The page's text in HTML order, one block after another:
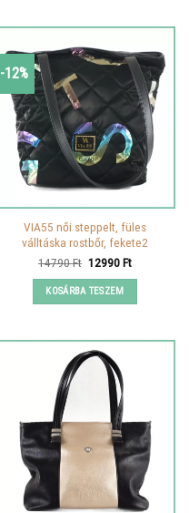
-12%
VIA55 női steppelt, füles
válltáska rostbőr, fekete2
14790Ft Original
was:
14790 Ft.
12990FtCurrent
KOSÁRBA TESZEM